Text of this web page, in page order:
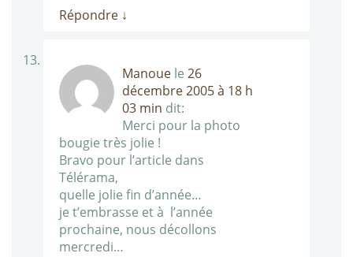
Répondre ↓
Manoue le 26
décembre 2005 à 18 h
03 min dit:
Merci pour la photo
bougie très jolie !
Bravo pour l’article dans
Télérama,
quelle jolie fin d’année…
je t’embrasse et à l’année
prochaine, nous décollons
mercredi…